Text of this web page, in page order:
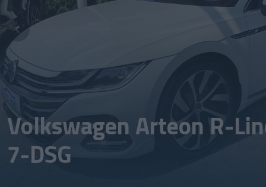
Volkswagen Arteon R-
7-DSG